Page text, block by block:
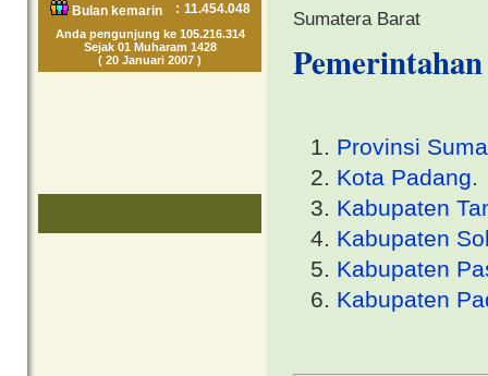
Bulan kemarin
: 11.454.048
Anda pengunjung ke 105.216.314
Sejak 01 Muharam 1428
( 20 Januari 2007 )
Sumatera Barat
Provinsi
Kota Padang.
Kabupaten
Kabupaten
Kabupaten
Kabupaten